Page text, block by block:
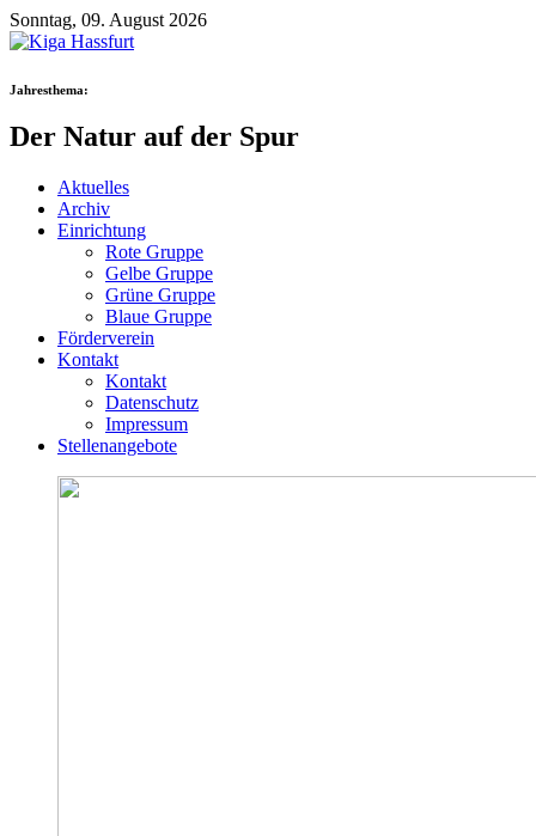
Sonntag, 09. August 2026
Jahresthema:
Der Natur auf der Spur
Aktuelles
Archiv
Einrichtung
Rote Gruppe
Gelbe Gruppe
Grüne Gruppe
Blaue Gruppe
Förderverein
Kontakt
Kontakt
Datenschutz
Impressum
Stellenangebote